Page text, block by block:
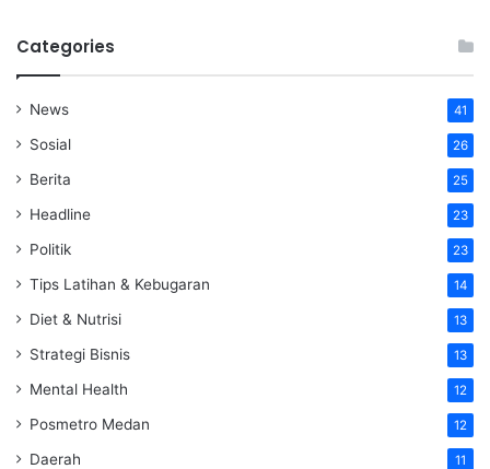
Categories
News 41
Sosial 26
Berita 25
Headline 23
Politik 23
Tips Latihan & Kebugaran 14
Diet & Nutrisi 13
Strategi Bisnis 13
Mental Health 12
Posmetro Medan 12
Daerah 11